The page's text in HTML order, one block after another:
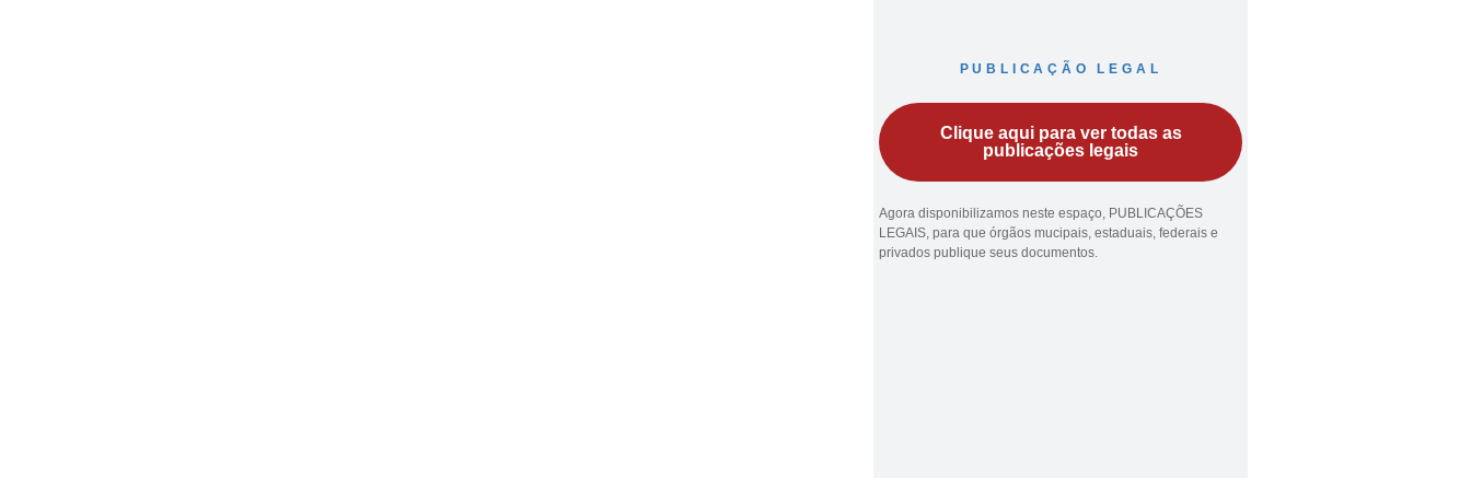
PUBLICAÇÃO LEGAL
Clique aqui para ver todas as
publicações legais
Agora disponibilizamos neste espaço, PUBLICAÇÕES
LEGAIS, para que órgãos mucipais, estaduais, federais e
privados publique seus documentos.